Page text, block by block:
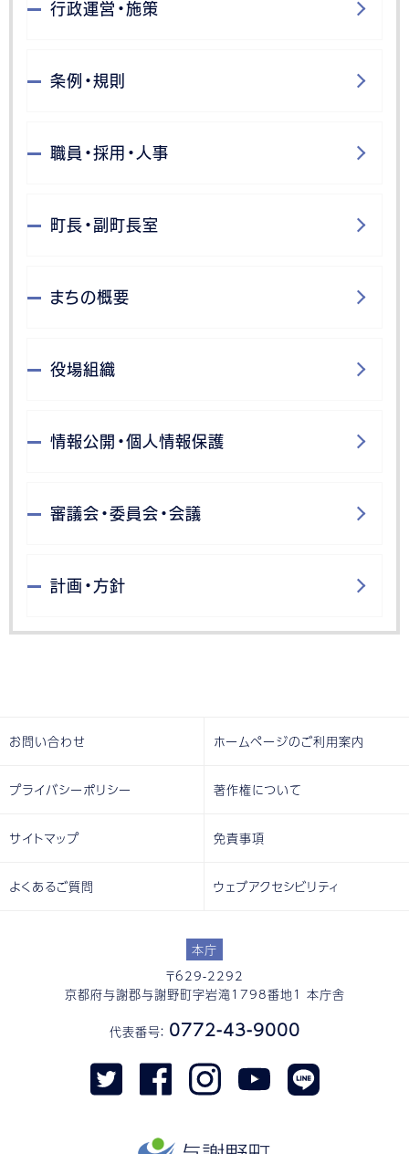
行政運営・施策
条例・規則
職員・採用・人事
町長・副町長室
まちの概要
役場組織
情報公開・個人情報保護
審議会・委員会・会議
計画・方針
本庁
〒629-2292
京都府与謝郡与謝野町字岩滝1798番地1 本庁舎
代表番号： 0772-43-9000
お問い合わせ ホームページのご利用案内
プライバシーポリシー 著作権について
サイトマップ 免責事項
よくあるご質問 ウェブアクセシビリティ